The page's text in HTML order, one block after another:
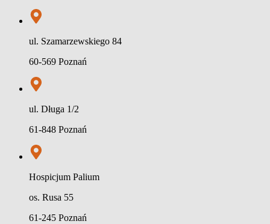
ul. Szamarzewskiego 84
60-569 Poznań
ul. Długa 1/2
61-848 Poznań
Hospicjum Palium
os. Rusa 55
61-245 Poznań